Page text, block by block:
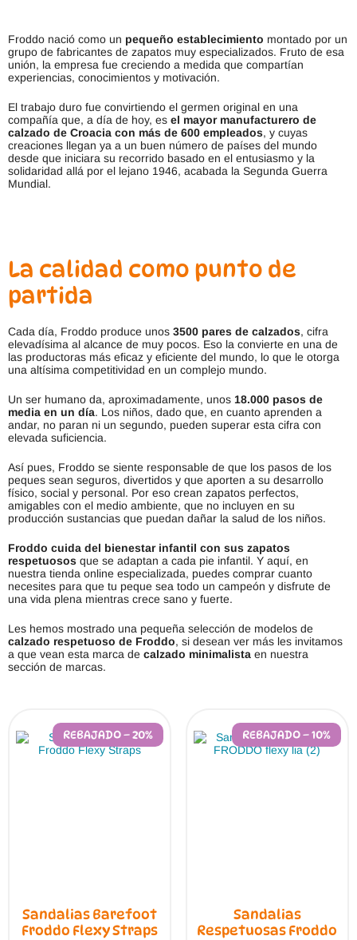
Froddo nació como un pequeño establecimiento montado por un
grupo de fabricantes de zapatos muy especializados. Fruto de esa
unión, la empresa fue creciendo a medida que compartían
experiencias, conocimientos y motivación.
El trabajo duro fue convirtiendo el germen original en una
compañía que, a día de hoy, es el mayor manufacturero de
calzado de Croacia con más de 600 empleados, y cuyas
creaciones llegan ya a un buen número de países del mundo
desde que iniciara su recorrido basado en el entusiasmo y la
solidaridad allá por el lejano 1946, acabada la Segunda Guerra
Mundial.
La calidad como punto de
partida
Cada día, Froddo produce unos 3500 pares de calzados, cifra
elevadísima al alcance de muy pocos. Eso la convierte en una de
las productoras más eficaz y eficiente del mundo, lo que le otorga
una altísima competitividad en un complejo mundo.
Un ser humano da, aproximadamente, unos 18.000 pasos de
media en un día. Los niños, dado que, en cuanto aprenden a
andar, no paran ni un segundo, pueden superar esta cifra con
elevada suficiencia.
Así pues, Froddo se siente responsable de que los pasos de los
peques sean seguros, divertidos y que aporten a su desarrollo
físico, social y personal. Por eso crean zapatos perfectos,
amigables con el medio ambiente, que no incluyen en su
producción sustancias que puedan dañar la salud de los niños.
Froddo cuida del bienestar infantil con sus zapatos
respetuosos que se adaptan a cada pie infantil. Y aquí, en
nuestra tienda online especializada, puedes comprar cuanto
necesites para que tu peque sea todo un campeón y disfrute de
una vida plena mientras crece sano y fuerte.
Les hemos mostrado una pequeña selección de modelos de
calzado respetuoso de Froddo, si desean ver más les invitamos
a que vean esta marca de calzado minimalista en nuestra
sección de marcas.
REBAJADO – 20%
Sandalias Barefoot
Froddo Flexy Straps
REBAJADO – 10%
Sandalias
Respetuosas Froddo